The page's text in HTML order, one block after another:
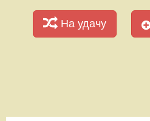
На удачу